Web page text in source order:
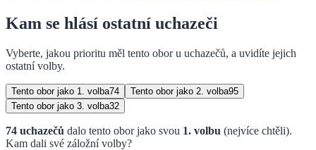
Kam se hlásí ostatní uchazeči
Vyberte, jakou prioritu měl tento obor u uchazečů, a uvidíte jejich
ostatní volby.
Tento obor jako 1. volba74 Tento obor jako 2. volba95
Tento obor jako 3. volba32
74 uchazečů dalo tento obor jako svou 1. volbu (nejvíce chtěli).
Kam dali své záložní volby?